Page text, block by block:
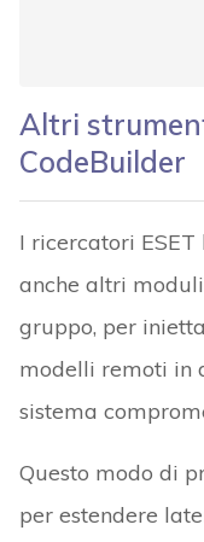
Altri
CodeBuilder
I ricercatori
anche altri
gruppo, per
modelli remoti in
sistema
Questo modo di
per estendere